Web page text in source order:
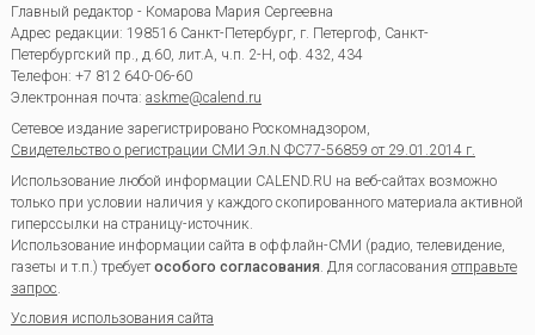
Главный редактор - Комарова Мария Сергеевна
Адрес редакции: 198516 Санкт-Петербург, г. Петергоф, Санкт-
Петербургский пр., д.60, лит.А, ч.п. 2-Н, оф. 432, 434
Телефон: +7 812 640-06-60
Электронная почта: askme@calend.ru
Сетевое издание зарегистрировано Роскомнадзором,
Свидетельство о регистрации СМИ Эл.N ФС77-56859 от 29.01.2014 г.
Использование любой информации CALEND.RU на веб-сайтах возможно
только при условии наличия у каждого скопированного материала активной
гиперссылки на страницу-источник.
Использование информации сайта в оффлайн-СМИ (радио, телевидение,
газеты и т.п.) требуетособого согласования . Для согласования отправьте
запрос
Условия использования сайта